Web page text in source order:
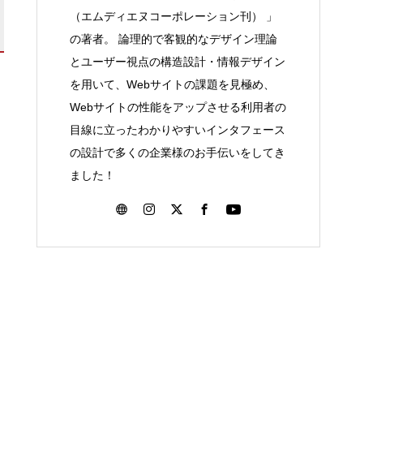
（エムディエヌコーポレーション刊） 」
の著者。 論理的で客観的なデザイン理論
とユーザー視点の構造設計・情報デザイン
を用いて、Webサイトの課題を見極め、
Webサイトの性能をアップさせる利用者の
目線に立ったわかりやすいインタフェース
の設計で多くの企業様のお手伝いをしてき
ました！